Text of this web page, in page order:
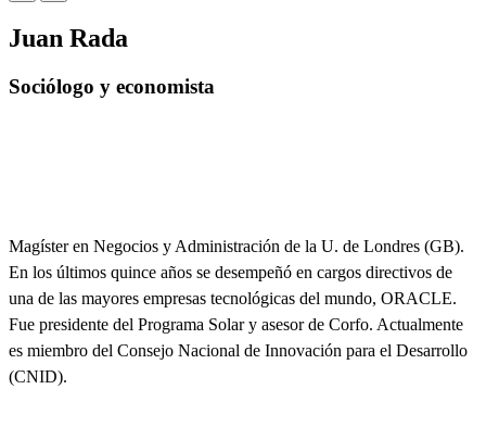
Juan Rada
Sociólogo y economista
Magíster en Negocios y Administración de la U. de Londres (GB).
En los últimos quince años se desempeñó en cargos directivos de
una de las mayores empresas tecnológicas del mundo, ORACLE.
Fue presidente del Programa Solar y asesor de Corfo. Actualmente
es miembro del Consejo Nacional de Innovación para el Desarrollo
(CNID).